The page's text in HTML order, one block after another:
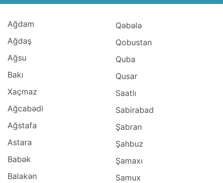
Ağdam
Ağdaş
Ağsu
Bakı
Xaçmaz
Ağcabədi
Ağstafa
Astara
Babək
Balakən
Qəbələ
Qobustan
Quba
Qusar
Saatlı
Sabirabad
Şabran
Şahbuz
Şamaxı
Samux